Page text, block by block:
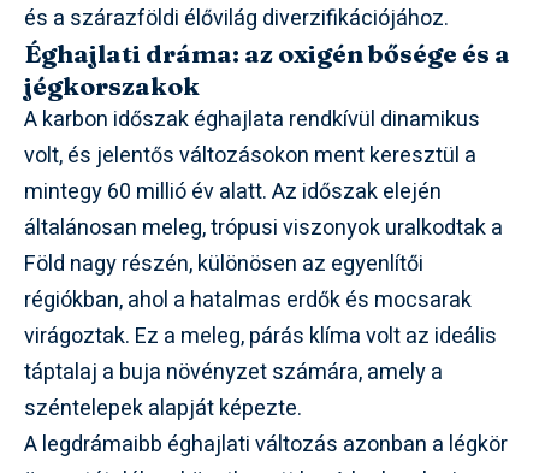
és a szárazföldi élővilág diverzifikációjához.
Éghajlati dráma: az oxigén bősége és a
jégkorszakok
A karbon időszak éghajlata rendkívül dinamikus
volt, és jelentős változásokon ment keresztül a
mintegy 60 millió év alatt. Az időszak elején
általánosan meleg, trópusi viszonyok uralkodtak a
Föld nagy részén, különösen az egyenlítői
régiókban, ahol a hatalmas erdők és mocsarak
virágoztak. Ez a meleg, párás klíma volt az ideális
táptalaj a buja növényzet számára, amely a
széntelepek alapját képezte.
A legdrámaibb éghajlati változás azonban a légkör